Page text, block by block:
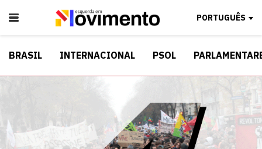
PORTUGUÊS
BRASIL INTERNACIONAL PSOL